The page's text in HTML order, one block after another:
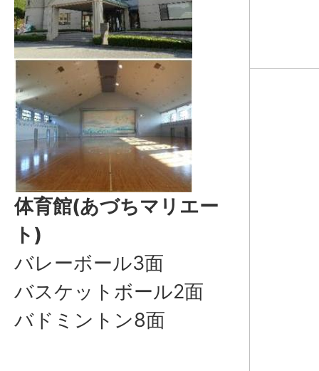
体育館(あづちマリエー
ト)
バレーボール3面
バスケットボール2面
バドミントン8面